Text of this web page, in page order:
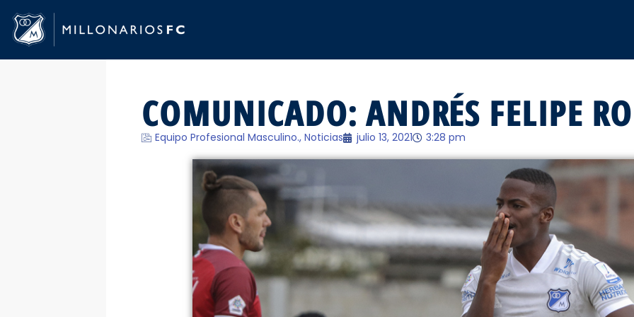
COMUNICADO: ANDRÉS FELIPE
Equipo Profesional Masculino., Noticias julio 13, 2021 3:28 pm